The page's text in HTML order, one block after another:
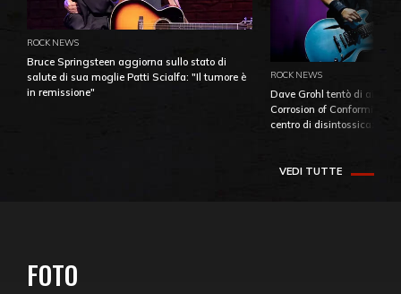
ROCK NEWS
Bruce Springsteen aggiorna sullo stato di
salute di sua moglie Patti Scialfa: "Il tumore è
in remissione"
ROCK NEWS
Dave Grohl tentò di
Corrosion of Conformity
centro di
VEDI TUTTE
FOTO